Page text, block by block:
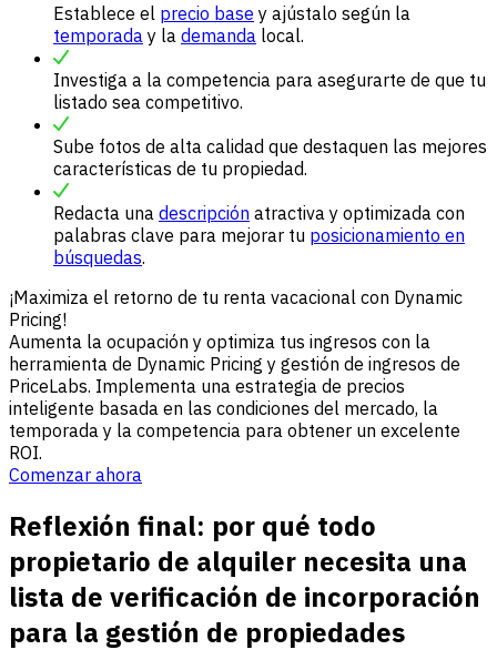
Establece el precio base y ajústalo según la
temporada y la demanda local.
Investiga a la competencia para asegurarte de que tu
listado sea competitivo.
Sube fotos de alta calidad que destaquen las mejores
características de tu propiedad.
Redacta una descripción atractiva y optimizada con
palabras clave para mejorar tu posicionamiento en
búsquedas.
¡Maximiza el retorno de tu renta vacacional con Dynamic
Pricing!
Aumenta la ocupación y optimiza tus ingresos con la
herramienta de Dynamic Pricing y gestión de ingresos de
PriceLabs. Implementa una estrategia de precios
inteligente basada en las condiciones del mercado, la
temporada y la competencia para obtener un excelente
ROI.
Comenzar ahora
Reflexión final: por qué todo
propietario de alquiler necesita una
lista de verificación de incorporación
para la gestión de propiedades